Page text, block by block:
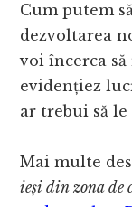
Cum putem
dezvoltarea
voi încerca să
evidențiez
ar trebui să le
Mai multe
ieși din zona de